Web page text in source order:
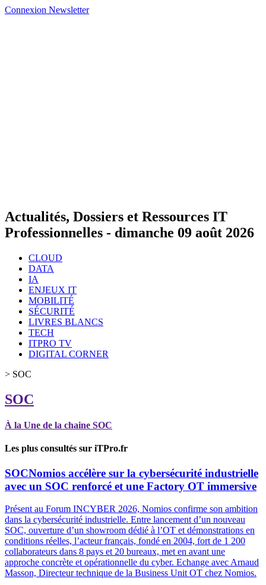
Connexion Newsletter
Actualités, Dossiers et Ressources IT
Professionnelles - dimanche 09 août 2026
CLOUD
DATA
IA
ENJEUX IT
MOBILITÉ
SÉCURITÉ
LIVRES BLANCS
TECH
ITPRO TV
DIGITAL CORNER
> SOC
SOC
À la Une de la chaine SOC
Les plus consultés sur iTPro.fr
SOCNomios accélère sur la cybersécurité industrielle
avec un SOC renforcé et une Factory OT immersive
Présent au Forum INCYBER 2026, Nomios confirme son ambition
dans la cybersécurité industrielle. Entre lancement d’un nouveau
SOC, ouverture d’un showroom dédié à l’OT et démonstrations en
conditions réelles, l’acteur français, fondé en 2004, fort de 1 200
collaborateurs dans 8 pays et 20 bureaux, met en avant une
approche concrète et opérationnelle du cyber. Echange avec Arnaud
Masson, Directeur technique de la Business Unit OT chez Nomios.